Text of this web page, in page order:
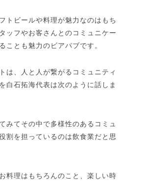
トビールや料理が魅力なのはもち
ッフやお客さんとのコミュニケー
ことも魅力のビアパブです。
は、人と人が繋がるコミュニティ
白石拓海代表は次のように話しま
みてその中で多様性のあるコミュ
割を担っているのは飲食業だと思
料理はもちろんのこと、楽しい時